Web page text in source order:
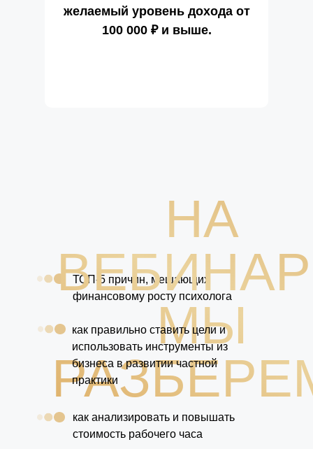
желаемый уровень дохода от
100 000 ₽ и выше.
ТОП-5 причин, мешающих
финансовому росту психолога
НА
МЫ
как правильно ставить цели и
использовать инструменты из
бизнеса в развитии частной
практики
как анализировать и повышать
стоимость рабочего часа